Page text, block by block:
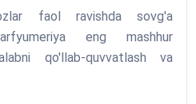
faol ravishda sovg'a
eng mashhur
qo'llab-quvvatlash va